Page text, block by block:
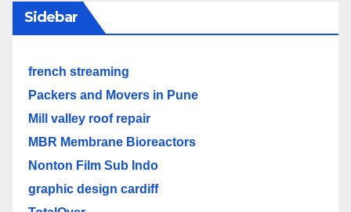
Sidebar
french streaming
Packers and Movers in Pune
Mill valley roof repair
MBR Membrane Bioreactors
Nonton Film Sub Indo
graphic design cardiff